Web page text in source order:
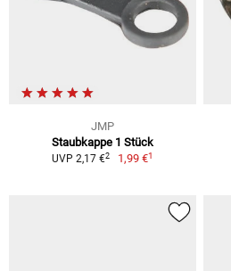
JMP
Staubkappe 1 Stück
UVP 2,17 €2 1,99 €1